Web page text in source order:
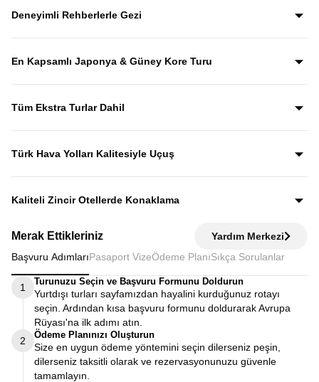
yapılan özel gezi fiyata dahil olup, Kuzey Kore sınırını
Deneyimli Rehberlerle Gezi
Yıllardır bu tur rotasını birebir uygulayan ve deneyimleyen
rehberler eşliğinde gezerek; şehirleri sadece görmekle
En Kapsamlı Japonya & Güney Kore Turu
Japonya ve Güney Kore’nin en ikonik şehirlerini ve kültürel
duraklarını aceleye getirmeden, tek turda gezebileceğiniz
Tüm Ekstra Turlar Dahil
Yola çıktığınızda sürpriz ödemelerle karşılaşmazsınız.
Ekstra tur ücreti alınmaz; programda yer alan tüm geziler
Türk Hava Yolları Kalitesiyle Uçuş
Dünyanın en iyi havayollarından biri olan Türk Hava
Yolları’nın konforu ve hizmet kalitesiyle seyahat edersiniz.
Kaliteli Zincir Otellerde Konaklama
kalınırken, Avrupa Rüyası’nda merkeze yakın kaliteli zincir
otellerde konaklayarak zamanınızı verimli kullanırsınız.
Merak Ettikleriniz
Yardım Merkezi
Başvuru AdımlarıPasaport VizeÖdeme Planı Sıkça Sorulanlar
1
Turunuzu Seçin ve Başvuru Formunu Doldurun
Yurtdışı turları sayfamızdan hayalini kurduğunuz rotayı
seçin. Ardından kısa başvuru formunu doldurarak Avrupa
Rüyası'na ilk adımı atın.
2
Ödeme Planınızı Oluşturun
Size en uygun ödeme yöntemini seçin dilerseniz peşin,
dilerseniz taksitli olarak ve rezervasyonunuzu güvenle
tamamlayın.